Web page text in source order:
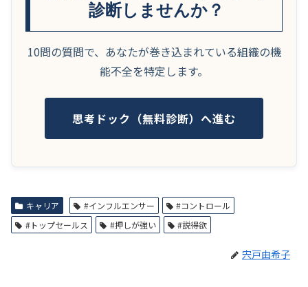
診断しませんか？
10問の質問で、あなたが巻き込まれている組織の機
能不全を特定します。
思考ドック（無料診断）へ進む
キャリア #インフルエンサー
#コントロール
#トップセールス
#押しが強い #説得欲
宍戸由希子